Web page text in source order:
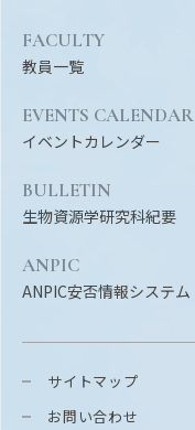
サイトマップ
お問い合わせ
FACULTY
教員一覧
EVENTS CALENDAR
イベントカレンダー
BULLETIN
生物資源学研究科紀要
ANPIC
ANPIC安否情報システム